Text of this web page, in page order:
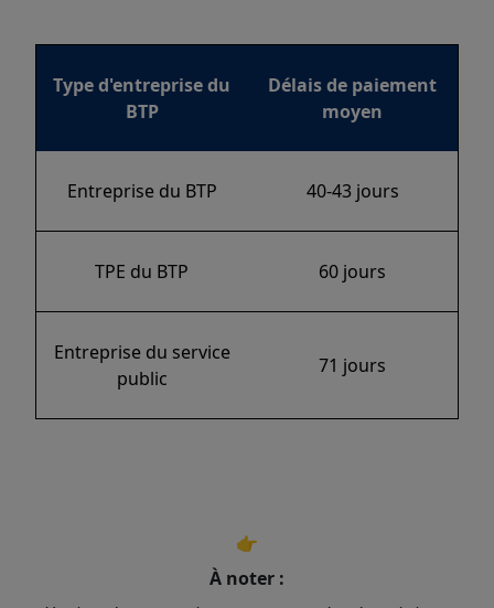
Type d'entreprise du
BTP
Délais de paiement
moyen
Entreprise du BTP 40-43 jours
TPE du BTP 60 jours
Entreprise du service
public
71 jours
👉
À noter :